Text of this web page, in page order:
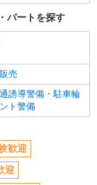
パートを探す
売
誘導警備・駐車輪
ト警備
歓迎
迎